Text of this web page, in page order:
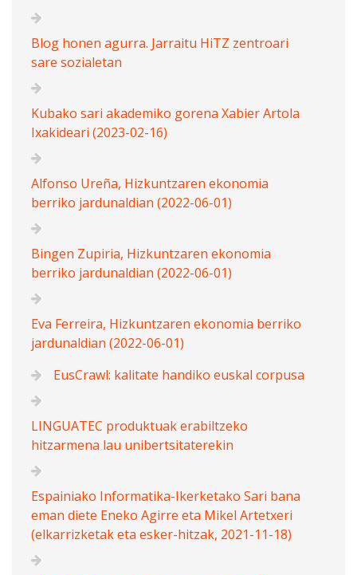
Blog honen agurra. Jarraitu HiTZ zentroari
sare sozialetan
Kubako sari akademiko gorena Xabier Artola
Ixakideari (2023-02-16)
Alfonso Ureña, Hizkuntzaren ekonomia
berriko jardunaldian (2022-06-01)
Bingen Zupiria, Hizkuntzaren ekonomia
berriko jardunaldian (2022-06-01)
Eva Ferreira, Hizkuntzaren ekonomia berriko
jardunaldian (2022-06-01)
EusCrawl: kalitate handiko euskal corpusa
LINGUATEC produktuak erabiltzeko
hitzarmena lau unibertsitaterekin
Espainiako Informatika-Ikerketako Sari bana
eman diete Eneko Agirre eta Mikel Artetxeri
(elkarrizketak eta esker-hitzak, 2021-11-18)